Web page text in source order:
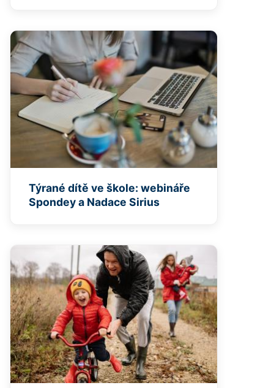
Týrané dítě ve škole: webináře
Spondey a Nadace Sirius